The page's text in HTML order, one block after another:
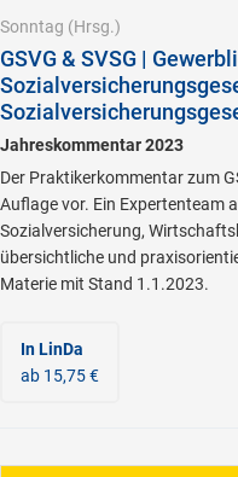
Sonntag (Hrsg.)
GSVG & SVSG |
Jahreskommentar 2023
Der Praktikerkommentar zum
Auflage vor. Ein Expertenteam
Sozialversicherung,
übersichtliche und
Materie mit Stand 1.1.2023.
In LinDa
ab 15,75 €